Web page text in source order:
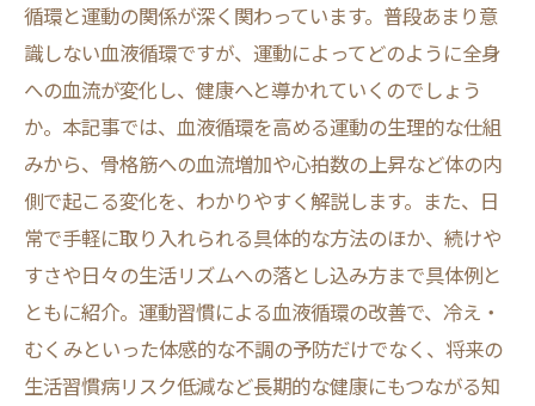
循環と運動の関係が深く関わっています。普段あまり意
識しない血液循環ですが、運動によってどのように全身
への血流が変化し、健康へと導かれていくのでしょう
か。本記事では、血液循環を高める運動の生理的な仕組
みから、骨格筋への血流増加や心拍数の上昇など体の内
側で起こる変化を、わかりやすく解説します。また、日
常で手軽に取り入れられる具体的な方法のほか、続けや
すさや日々の生活リズムへの落とし込み方まで具体例と
ともに紹介。運動習慣による血液循環の改善で、冷え・
むくみといった体感的な不調の予防だけでなく、将来の
生活習慣病リスク低減など長期的な健康にもつながる知